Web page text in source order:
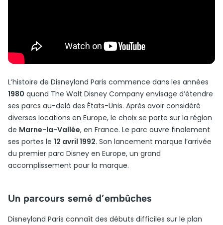
L’histoire de Disneyland Paris commence dans les années
1980 quand The Walt Disney Company envisage d’étendre
ses parcs au-delà des États-Unis. Après avoir considéré
diverses locations en Europe, le choix se porte sur la région
de Marne-la-Vallée, en France. Le parc ouvre finalement
ses portes le 12 avril 1992. Son lancement marque l’arrivée
du premier parc Disney en Europe, un grand
accomplissement pour la marque.
Un parcours semé d’embûches
Disneyland Paris connaît des débuts difficiles sur le plan